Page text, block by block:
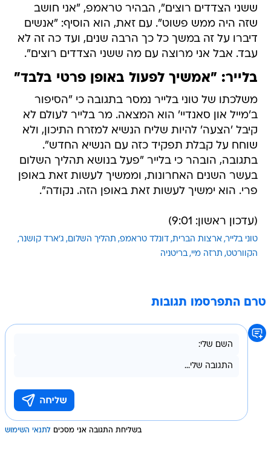
ששני הצדדים רוצים", הבהיר טראמפ, "אני חושב
שזה היה ממש פשוט". עם זאת, הוא הוסיף: "אנשים
דיברו על זה במשך כל כך הרבה שנים, ועד כה זה לא
עבד. אבל אני מרוצה עם מה ששני הצדדים רוצים".
בלייר: "אמשיך לפעול באופן פרטי בלבד"
משלכתו של טוני בלייר נמסר בתגובה כי "הסיפור
ב'מייל און סאנדיי' הוא המצאה. מר בלייר לעולם לא
קיבל 'הצעה' להיות שליח הנשיא למזרח התיכון, ולא
שוחח על קבלת תפקיד כזה עם הנשיא החדש".
בתגובה, הובהר כי בלייר "פעל בנושא תהליך השלום
בעשר השנים האחרונות, וממשיך לעשות זאת באופן
פרי. הוא ימשיך לעשות זאת באופן הזה. נקודה".
(עדכון ראשון: 9:01)
טוני בלייר ארצות הברית דונלד טראמפ תהליך השלום ג'ארד קושנר
הקוורטט תרזה מיי בריטניה
טרם התפרסמו תגובות
בשליחת התגובה אני מסכים לתנאי השימוש